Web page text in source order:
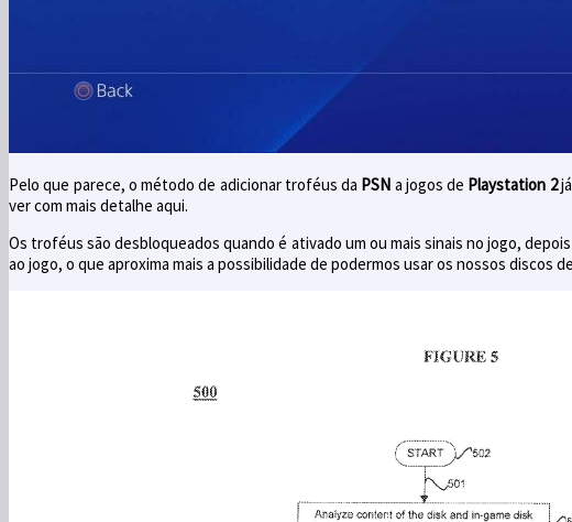
Pelo que parece, o método de adicionar troféus da PSN a jogos de Playstation 2
ver com mais detalhe aqui.
Os troféus são desbloqueados quando é ativado um ou mais sinais no jogo,
ao jogo, o que aproxima mais a possibilidade de podermos usar os nossos discos de